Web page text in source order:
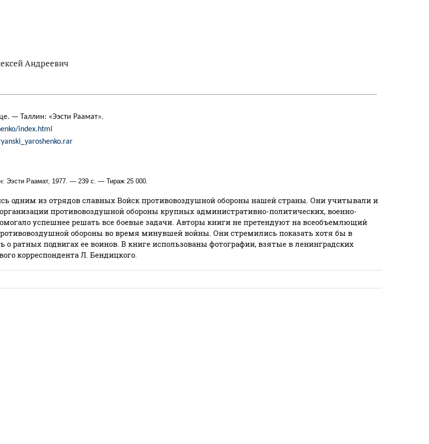
Андреевич
— Таллин: «Ээсти Раамат».
index.html
Ээсти Раамат, 1977. — 239 с. — Тираж 25 000.
одним из отрядов славных Войск противовоздушной обороны нашей страны. Они учитывали и
противовоздушной обороны крупных административно-политических, военно-
успешнее решать все боевые задачи. Авторы книги не претендуют на всеобъемлющий
обороны во время минувшей войны. Они стремились показать хотя бы в
о ратных подвигах ее воинов. В книге использованы фотографии, взятые в ленинградских
корреспондента Л. Бендицкого.